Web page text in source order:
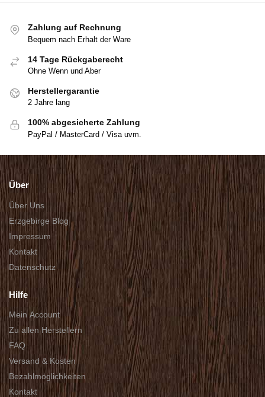
Zahlung auf Rechnung
Bequem nach Erhalt der Ware
14 Tage Rückgaberecht
Ohne Wenn und Aber
Herstellergarantie
2 Jahre lang
100% abgesicherte Zahlung
PayPal / MasterCard / Visa uvm.
Über
Über Uns
Erzgebirge Blog
Impressum
Kontakt
Datenschutz
Hilfe
Mein Account
Zu allen Herstellern
FAQ
Versand & Kosten
Bezahlmöglichkeiten
Kontakt